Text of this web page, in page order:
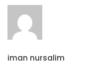
iman nursalim